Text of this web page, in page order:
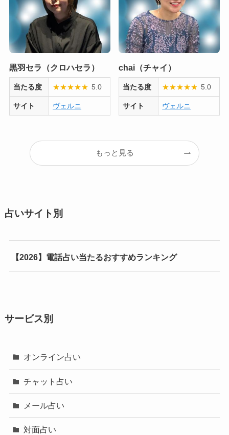
黒羽セラ（クロハセラ）
当たる度 ★★★★★ 5.0
サイト ヴェルニ
chai（チャイ）
当たる度 ★★★★★ 5.0
サイト ヴェルニ
もっと見る
占いサイト別
【2026】電話占い当たるおすすめランキング
サービス別
オンライン占い
チャット占い
メール占い
対面占い